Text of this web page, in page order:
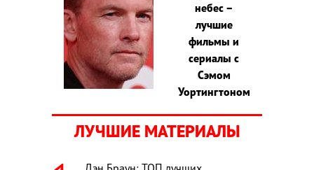
небес –
лучшие
фильмы и
сериалы с
Сэмом
Уортингтоном
ЛУЧШИЕ МАТЕРИАЛЫ